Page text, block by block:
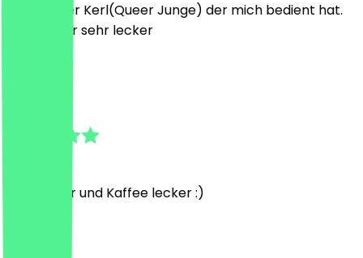
Superlieber Kerl(Queer Junge) der mich bedient hat.
Cookie war sehr lecker
Alles super und Kaffee lecker :)